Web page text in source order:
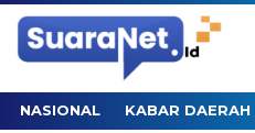
NASIONAL KABAR DAERAH